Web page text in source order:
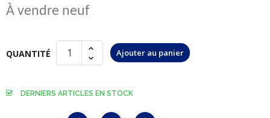
À vendre neuf
QUANTITÉ Ajouter au panier
DERNIERS ARTICLES EN STOCK